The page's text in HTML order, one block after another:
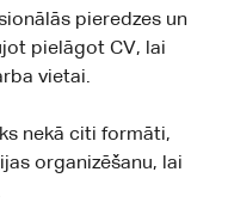
pieredzes un
pielāgot CV, lai
vietai.
nekā citi formāti,
organizēšanu, lai